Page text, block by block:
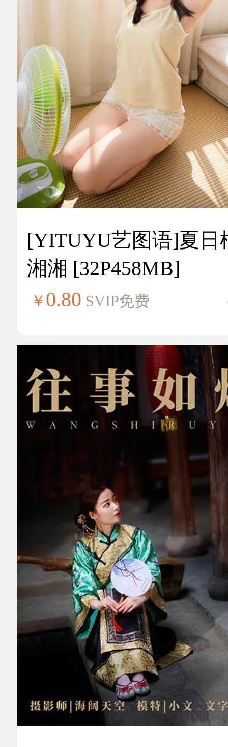
[YITUYU艺图语]夏日
湘湘 [32P458MB]
￥ 0.80 SVIP免费